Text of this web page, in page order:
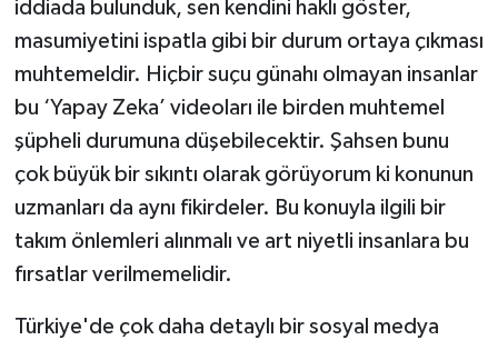
iddiada bulunduk, sen kendini haklı göster,
masumiyetini ispatla gibi bir durum ortaya çıkması
muhtemeldir. Hiçbir suçu günahı olmayan insanlar
bu ‘Yapay Zeka’ videoları ile birden muhtemel
şüpheli durumuna düşebilecektir. Şahsen bunu
çok büyük bir sıkıntı olarak görüyorum ki konunun
uzmanları da aynı fikirdeler. Bu konuyla ilgili bir
takım önlemleri alınmalı ve art niyetli insanlara bu
fırsatlar verilmemelidir.
Türkiye'de çok daha detaylı bir sosyal medya